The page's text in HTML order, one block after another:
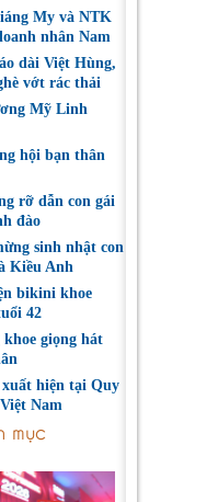
My và NTK
nhân Nam
dài Việt Hùng,
vớt rác thải
Mỹ Linh
hội bạn thân
rỡ dẫn con gái
đào
sinh nhật con
Kiều Anh
bikini khoe
42
giọng hát
hiện tại Quy
Nam
mục